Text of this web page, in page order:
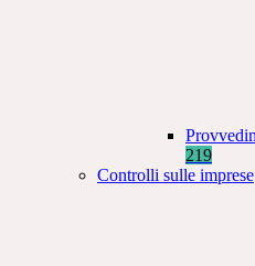
219
Controlli sulle imprese